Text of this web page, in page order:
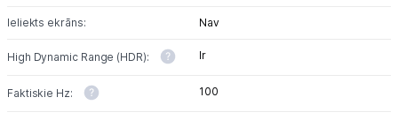
Ieliekts ekrāns: Nav
High Dynamic Range (HDR): Ir
Faktiskie Hz: 100